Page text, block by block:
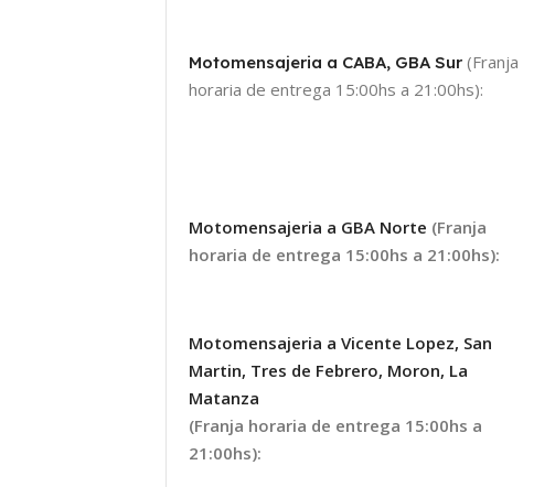
Motomensajeria a CABA, GBA Sur (Franja
horaria de entrega 15:00hs a 21:00hs):
Motomensajeria a GBA Norte (Franja
horaria de entrega 15:00hs a 21:00hs):
Motomensajeria a Vicente Lopez, San
Martin, Tres de Febrero, Moron, La
Matanza
(Franja horaria de entrega 15:00hs a
21:00hs):